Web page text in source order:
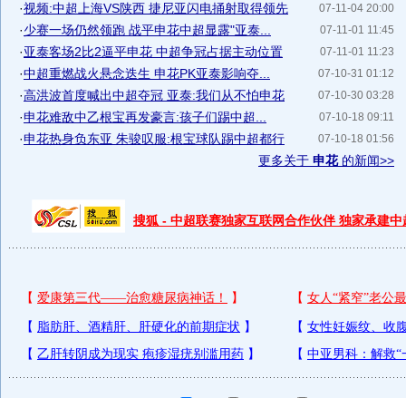
07-11-04 20:00
·视频:中超上海VS陕西 捷尼亚闪电捅射取得领先
07-11-01 11:45
·少赛一场仍然领跑 战平申花中超显露"亚泰...
07-11-01 11:23
·亚泰客场2比2逼平申花 中超争冠占据主动位置
07-10-31 01:12
·中超重燃战火悬念迭生 申花PK亚泰影响夺...
07-10-30 03:28
·高洪波首度喊出中超夺冠 亚泰:我们从不怕申花
07-10-18 09:11
·申花难敌中乙根宝再发豪言:孩子们踢中超...
07-10-18 01:56
·申花热身负东亚 朱骏叹服:根宝球队踢中超都行
更多关于 申花的新闻>>
搜狐 - 中超联赛独家互联网合作伙伴 独家承建中